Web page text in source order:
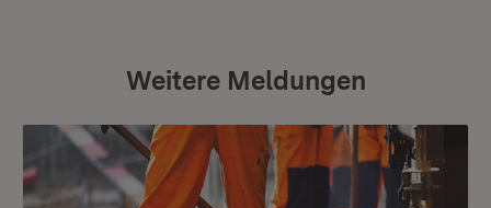
Weitere Meldungen